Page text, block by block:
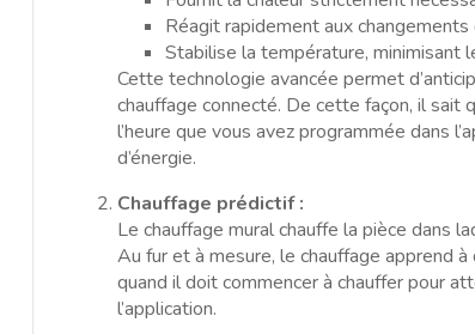
Réagit rapidement aux
Stabilise la température, minimisant
Cette technologie avancée permet
chauffage connecté. De cette façon, il sait
l’heure que vous avez programmée dans
d’énergie.
Chauffage prédictif :
Le chauffage mural chauffe la pièce dans
Au fur et à mesure, le chauffage apprend
quand il doit commencer à chauffer pour
l’application.